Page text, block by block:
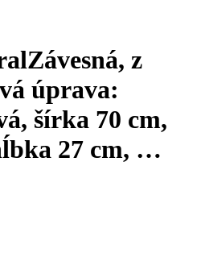
Závesná, z
úprava:
šírka 70 cm,
27 cm, …